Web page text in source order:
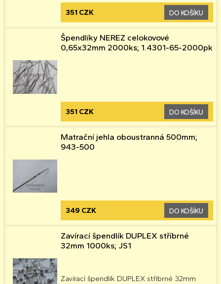
351 CZK DO KOŠÍKU
Špendlíky NEREZ celokovové
0,65x32mm 2000ks; 1.4301-65-2000pk
351 CZK DO KOŠÍKU
Matrační jehla oboustranná 500mm;
943-500
349 CZK DO KOŠÍKU
Zavírací špendlík DUPLEX stříbrné
32mm 1000ks; JS1
Zavírací špendlík DUPLEX stříbrné 32mm